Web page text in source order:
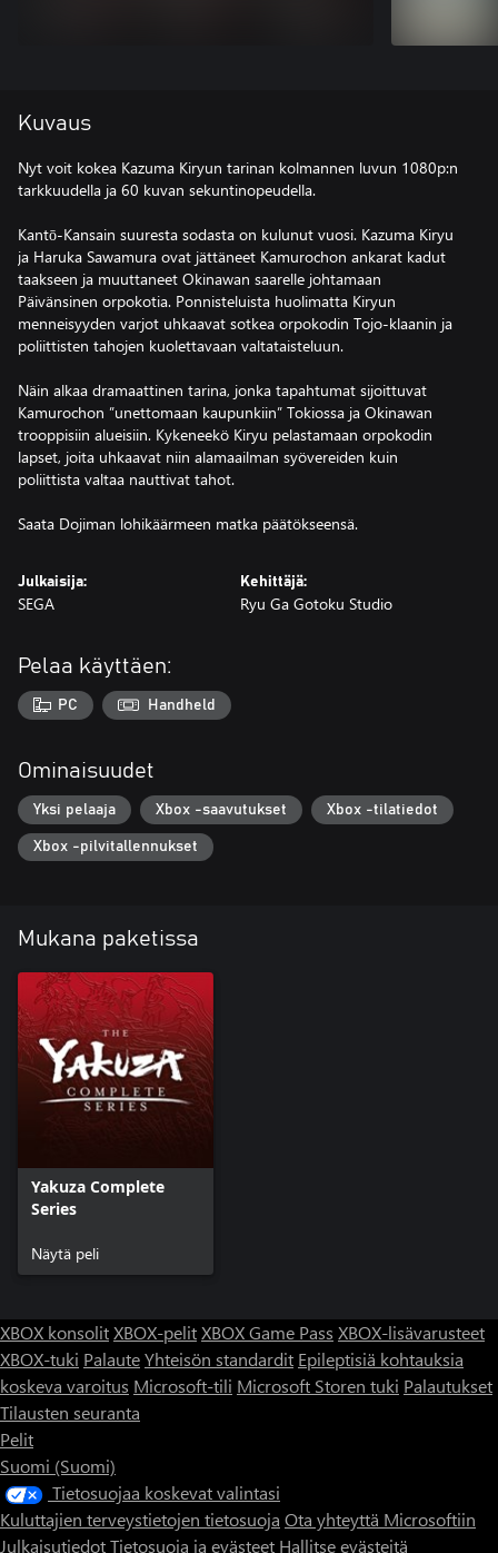
Kuvaus
Nyt voit kokea Kazuma Kiryun tarinan kolmannen luvun 1080p:n
tarkkuudella ja 60 kuvan sekuntinopeudella.
Kantō-Kansain suuresta sodasta on kulunut vuosi. Kazuma Kiryu
ja Haruka Sawamura ovat jättäneet Kamurochon ankarat kadut
taakseen ja muuttaneet Okinawan saarelle johtamaan
Päivänsinen orpokotia. Ponnisteluista huolimatta Kiryun
menneisyyden varjot uhkaavat sotkea orpokodin Tojo-klaanin ja
poliittisten tahojen kuolettavaan valtataisteluun.
Näin alkaa dramaattinen tarina, jonka tapahtumat sijoittuvat
Kamurochon ”unettomaan kaupunkiin” Tokiossa ja Okinawan
trooppisiin alueisiin. Kykeneekö Kiryu pelastamaan orpokodin
lapset, joita uhkaavat niin alamaailman syövereiden kuin
poliittista valtaa nauttivat tahot.
Saata Dojiman lohikäärmeen matka päätökseensä.
Julkaisija:
SEGA
Kehittäjä:
Ryu Ga Gotoku Studio
Pelaa käyttäen:
PC Handheld
Ominaisuudet
Yksi pelaaja Xbox -saavutukset Xbox -tilatiedot
Xbox -pilvitallennukset
Mukana paketissa
Yakuza Complete
Series
Näytä peli
XBOX konsolitXBOX-pelitXBOX Game Pass XBOX-lisävarusteet
XBOX-tuki PalauteYhteisön standardit Epileptisiä kohtauksia
koskeva varoitus Microsoft-tili Microsoft Storen tuki Palautukset
Tilausten seuranta
Pelit
Suomi (Suomi)
Tietosuojaa koskevat valintasi
Kuluttajien terveystietojen tietosuoja Ota yhteyttä Microsoftiin
JulkaisutiedotTietosuoja ja evästeet Hallitse evästeitä